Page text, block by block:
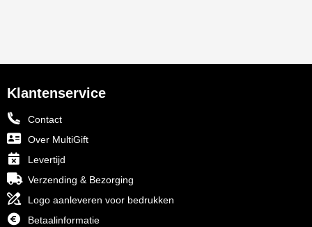
Klantenservice
Contact
Over MultiGift
Levertijd
Verzending & Bezorging
Logo aanleveren voor bedrukken
Betaalinformatie